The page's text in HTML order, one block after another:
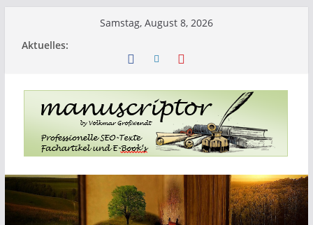
Samstag, August 8, 2026
Aktuelles: